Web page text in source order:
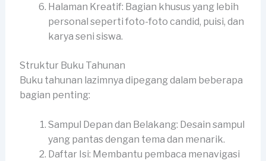
Halaman Kreatif: Bagian khusus yang lebih
personal seperti foto-foto candid, puisi, dan
karya seni siswa.
Struktur Buku Tahunan
Buku tahunan lazimnya dipegang dalam beberapa
bagian penting:
Sampul Depan dan Belakang: Desain sampul
yang pantas dengan tema dan menarik.
Daftar Isi: Membantu pembaca menavigasi